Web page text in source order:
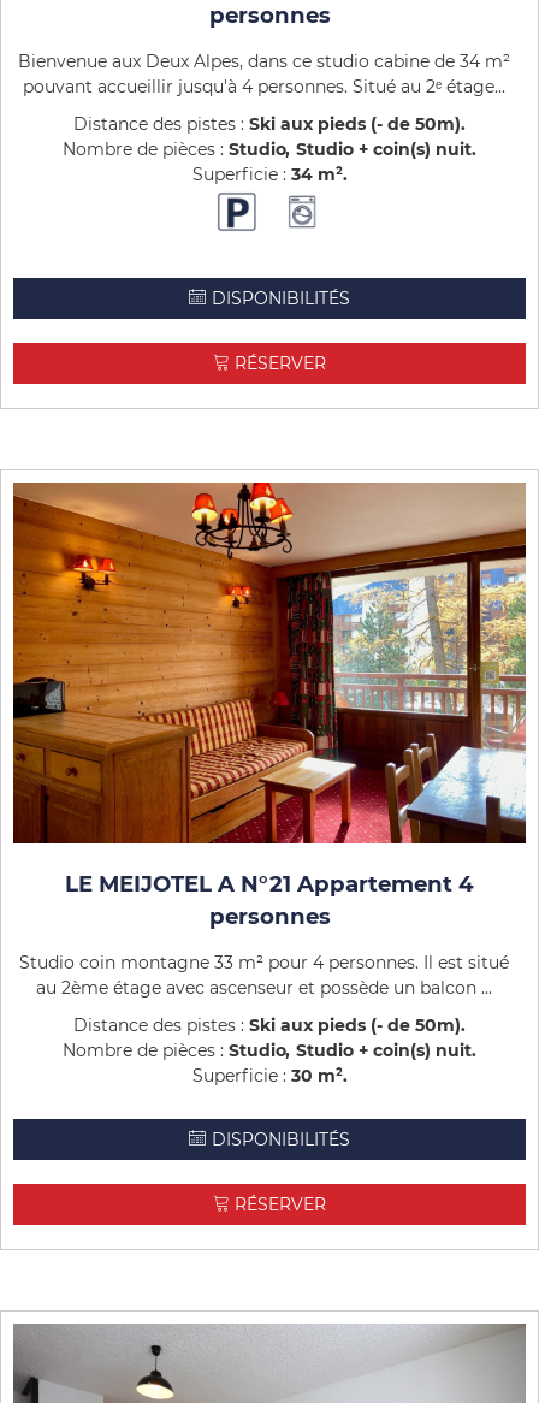
personnes
Bienvenue aux Deux Alpes, dans ce studio cabine de 34 m²
pouvant accueillir jusqu'à 4 personnes. Situé au 2ᵉ étage...
Distance des pistes : Ski aux pieds (- de 50m)
Nombre de pièces : Studio Studio + coin(s) nuit
Superficie : 34 m²
DISPONIBILITÉS
RÉSERVER
LE MEIJOTEL A N°21 Appartement 4
personnes
Studio coin montagne 33 m² pour 4 personnes. Il est situé
au 2ème étage avec ascenseur et possède un balcon ...
Distance des pistes : Ski aux pieds (- de 50m)
Nombre de pièces : Studio Studio + coin(s) nuit
Superficie : 30 m²
DISPONIBILITÉS
RÉSERVER